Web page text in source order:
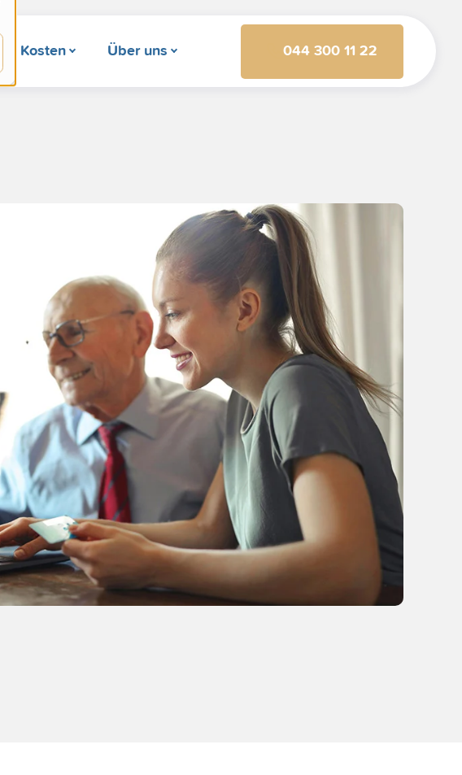
Kosten Über uns 044 300 11 22